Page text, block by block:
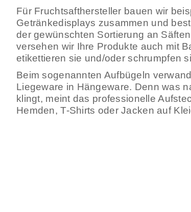
Für Fruchtsafthersteller bauen wir
Getränkedisplays zusammen und
der gewünschten Sortierung an
versehen wir Ihre Produkte auch mit
etikettieren sie und/oder schrumpfen
Beim sogenannten Aufbügeln
Liegeware in Hängeware. Denn was
klingt, meint das professionelle
Hemden, T-Shirts oder Jacken auf